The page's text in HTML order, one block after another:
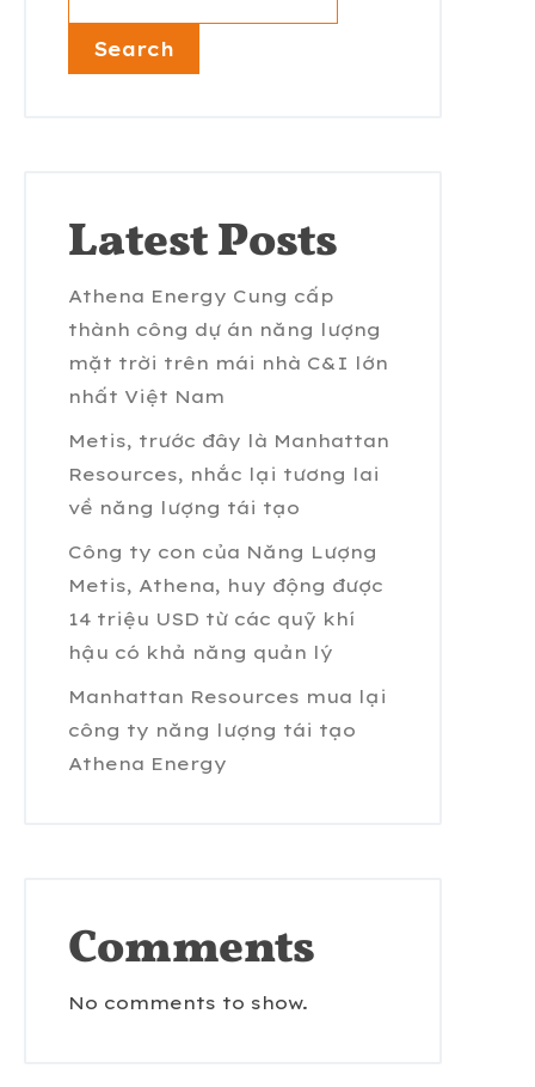
Search
Latest Posts
Athena Energy Cung cấp
thành công dự án năng lượng
mặt trời trên mái nhà C&I lớn
nhất Việt Nam
Metis, trước đây là Manhattan
Resources, nhắc lại tương lai
về năng lượng tái tạo
Công ty con của Năng Lượng
Metis, Athena, huy động được
14 triệu USD từ các quỹ khí
hậu có khả năng quản lý
Manhattan Resources mua lại
công ty năng lượng tái tạo
Athena Energy
Comments
No comments to show.